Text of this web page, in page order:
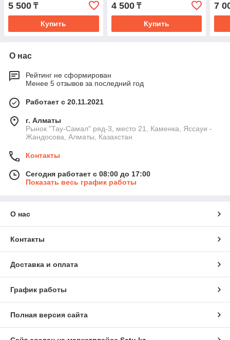
5 500 ₸
Купить
4 500₸
Купить
7
О нас
Рейтинг не сформирован
Менее 5 отзывов за последний год
Работает с 20.11.2021
г. Алматы
Рынок "Тау-Самал" ряд-3, место 21, Каменка, Яссауи -
Жандосова, Алматы, Казахстан
Контакты
Сегодня работает с 08:00 до 17:00
Показать весь график работы
О нас
Контакты
Доставка и оплата
График работы
Полная версия сайта